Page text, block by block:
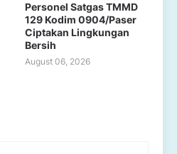
Personel Satgas TMMD
129 Kodim 0904/Paser
Ciptakan Lingkungan
Bersih
August 06, 2026